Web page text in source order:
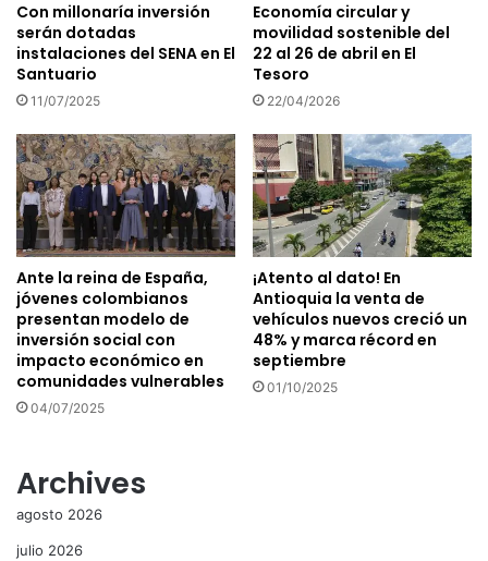
Con millonaría inversión
serán dotadas
instalaciones del SENA en El
Santuario
11/07/2025
Economía circular y
movilidad sostenible del
22 al 26 de abril en El
Tesoro
22/04/2026
Ante la reina de España,
jóvenes colombianos
presentan modelo de
inversión social con
impacto económico en
comunidades vulnerables
04/07/2025
¡Atento al dato! En
Antioquia la venta de
vehículos nuevos creció un
48% y marca récord en
septiembre
01/10/2025
Archives
agosto 2026
julio 2026